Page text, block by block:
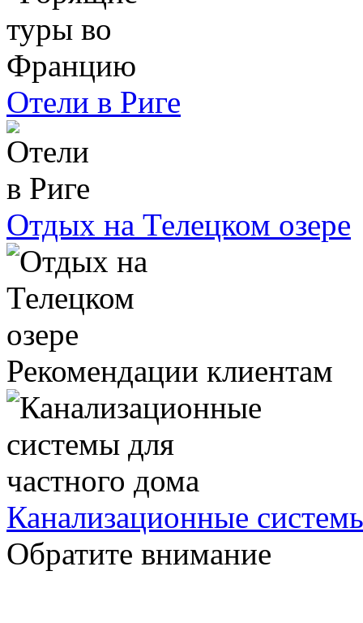
Отели в Риге
Отдых на Телецком озере
Рекомендации клиентам
Канализационные
Обратите внимание